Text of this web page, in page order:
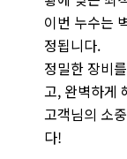
이번 누수는
정됩니다.
정밀한 장비
고, 완벽하게
고객님의 소
다!